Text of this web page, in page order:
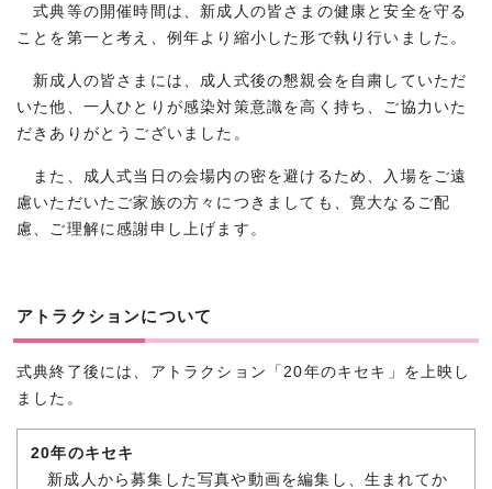
式典等の開催時間は、新成人の皆さまの健康と安全を守る
ことを第一と考え、例年より縮小した形で執り行いました。
新成人の皆さまには、成人式後の懇親会を自粛していただ
いた他、一人ひとりが感染対策意識を高く持ち、ご協力いた
だきありがとうございました。
また、成人式当日の会場内の密を避けるため、入場をご遠
慮いただいたご家族の方々につきましても、寛大なるご配
慮、ご理解に感謝申し上げます。
アトラクションについて
式典終了後には、アトラクション「20年のキセキ」を上映し
ました。
20年のキセキ
新成人から募集した写真や動画を編集し、生まれてか